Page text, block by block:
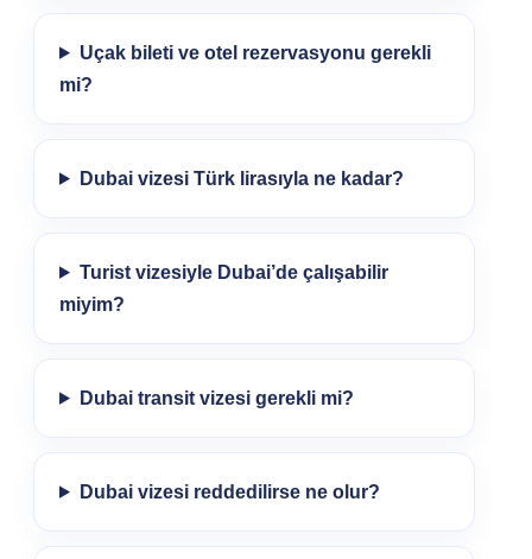
Uçak bileti ve otel rezervasyonu gerekli
mi?
Dubai vizesi Türk lirasıyla ne kadar?
Turist vizesiyle Dubai’de çalışabilir
miyim?
Dubai transit vizesi gerekli mi?
Dubai vizesi reddedilirse ne olur?